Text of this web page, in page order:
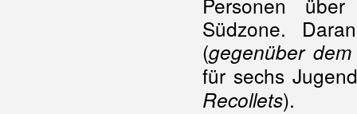
Südzone.
(gegenüber
für sechs
Recollets).